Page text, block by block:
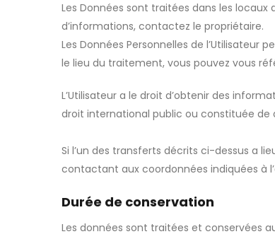
Les Données sont traitées dans les
d’informations, contactez le propriétaire.
Les Données Personnelles de
le lieu du traitement, vous pouvez vous
L’Utilisateur a le droit d’obtenir des
droit international public ou constituée de
Si l’un des transferts décrits ci-dessus a
contactant aux coordonnées indiquées à
Durée de conservation
Les données sont traitées et conservées